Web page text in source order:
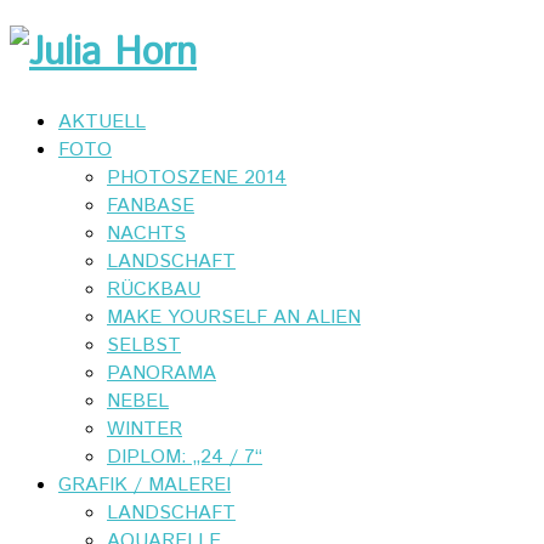
AKTUELL
FOTO
PHOTOSZENE 2014
FANBASE
NACHTS
LANDSCHAFT
RÜCKBAU
MAKE YOURSELF AN ALIEN
SELBST
PANORAMA
NEBEL
WINTER
DIPLOM: „24 / 7“
GRAFIK / MALEREI
LANDSCHAFT